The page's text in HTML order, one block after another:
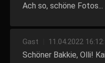
Ach so, schöne Fotos...
Gast 11.04.2022
Schöner Bakkie, Olli! Kai